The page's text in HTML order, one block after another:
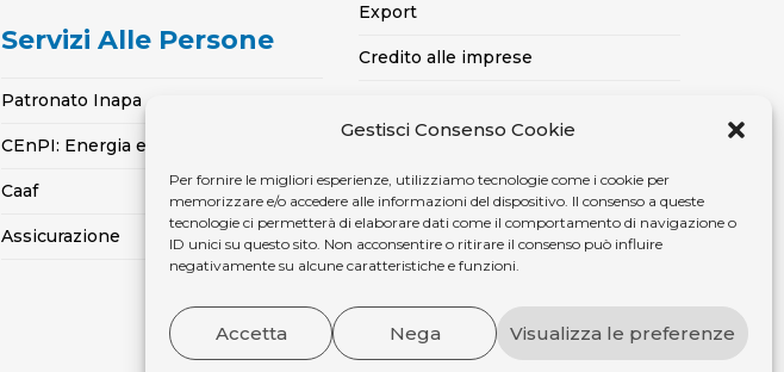
Gestisci Consenso Cookie
Per fornire le migliori esperienze, utilizziamo tecnologie come i cookie per
memorizzare e/o accedere alle informazioni del dispositivo. Il consenso a queste
tecnologie ci permetterà di elaborare dati come il comportamento di navigazione o
ID unici su questo sito. Non acconsentire o ritirare il consenso può influire
negativamente su alcune caratteristiche e funzioni.
Accetta Nega Visualizza le preferenze
Servizi Alle Persone
Patronato Inapa
CEnPI: Energia e Gas per la casa
Caaf
Assicurazione
Export
Credito alle imprese
Ambiente, sicurezza e medicina del
lavoro